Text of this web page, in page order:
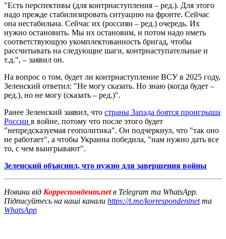
"Есть перспективы (для контрнаступления – ред.). Для этого
надо прежде стабилизировать ситуацию на фронте. Сейчас
она нестабильна. Сейчас их (россиян – ред.) очередь. Их
нужно остановить. Мы их остановим, и потом надо иметь
соответствующую укомплектованность бригад, чтобы
рассчитывать на следующие шаги, контрнаступательные и
т.д.", – заявил он.
На вопрос о том, будет ли контрнаступление ВСУ в 2025 году,
Зеленский ответил: "Не могу сказать. Но знаю (когда будет –
ред.), но не могу (сказать – ред.)".
Ранее Зеленский заявил, что страны Запада боятся проигрыша
России в войне, потому что после этого будет
"непредсказуемая геополитика". Он подчеркнул, что "так оно
не работает", а чтобы Украина победила, "нам нужно дать все
то, с чем выигрывают".
Зеленский объяснил, что нужно для завершения войны
Новини від Корреспондент.netв Telegram та WhatsApp.
Підписуйтесь на наші канали https://t.me/korrespondentnetта
WhatsApp